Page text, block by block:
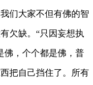
们大家不但有佛的智
欠缺。“只因妄想执
佛，个个都是佛，普
把自己挡住了。所有